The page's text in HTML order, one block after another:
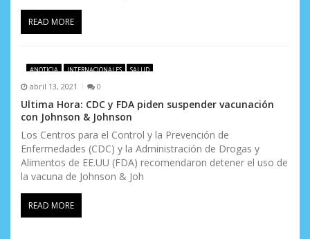
READ MORE
#NOTICIA INTERNACIONALES SALUD
abril 13, 2021 0
Ultima Hora: CDC y FDA piden suspender vacunación
con Johnson & Johnson
Los Centros para el Control y la Prevención de
Enfermedades (CDC) y la Administración de Drogas y
Alimentos de EE.UU (FDA) recomendaron detener el uso de
la vacuna de Johnson & Joh
READ MORE